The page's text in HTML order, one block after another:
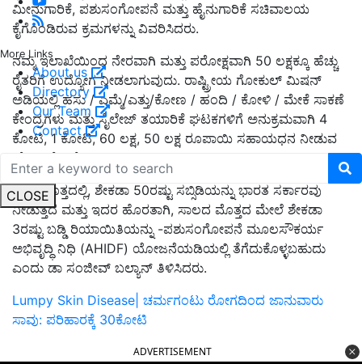
More Links
About us
Directory
Our Team
Contact
CLOSE
ಮೀನುಗಾರಿಕೆ, ಪಶುಸಂಗೋಪನೆ ಮತ್ತು ಹೈನುಗಾರಿಕೆ ಸಚಿವಾಲಯ
ಕೈಗೊಂಡಿರುವ ಕ್ರಮಗಳನ್ನು ವಿವರಿಸಿದರು.
ನಮ್ಮ ಇಲಾಖೆಯಿಂದ ನೇರವಾಗಿ ಮತ್ತು ಪರೋಕ್ಷವಾಗಿ 50 ಲಕ್ಷಕ್ಕೂ ಹೆಚ್ಚು
ರೈತರಿಗೆ ಉದ್ಯೋಗ ನೀಡಲಾಗುವುದು. ರಾಷ್ಟ್ರೀಯ ಗೋಕುಲ್ ಮಿಷನ್
ಅಡಿಯಲ್ಲಿ ಹಸು / ಎಮ್ಮೆ/ಎತ್ತು/ಕೋಣ / ಹಂದಿ / ಕೋಳಿ / ಮೇಕೆ ಸಾಕಣೆ
ಕೇಂದ್ರಗಳು ಮತ್ತು ಸೈಲೇಜ್ ತಯಾರಿಕೆ ಘಟಕಗಳಿಗೆ ಅನುಕ್ರಮವಾಗಿ 4
ಕೋಟಿ, 1 ಕೋಟಿ, 60 ಲಕ್ಷ, 50 ಲಕ್ಷ ರೂಪಾಯಿ ಸಹಾಯಧನ ನೀಡುವ
ಯೋಜನೆ ಇದೆ.
ಒಟ್ಟು ಮೊತ್ತದಲ್ಲಿ, ಶೇಕಡಾ 50ರಷ್ಟು ಸಬ್ಸಿಡಿಯನ್ನು ಭಾರತ ಸರ್ಕಾರವು
ನೀಡುತ್ತದೆ ಮತ್ತು ಇದರ ಹೊರತಾಗಿ, ಸಾಲದ ಮೊತ್ತದ ಮೇಲೆ ಶೇಕಡಾ
3ರಷ್ಟು ಬಡ್ಡಿ ರಿಯಾಯಿತಿಯನ್ನು -ಪಶುಸಂಗೋಪನೆ ಮೂಲಸೌಕರ್ಯ
ಅಭಿವೃದ್ಧಿ ನಿಧಿ (AHIDF) ಯೋಜನೆಯಡಿಯಲ್ಲಿ ತೆಗೆದುಕೊಳ್ಳಬಹುದು
ಎಂದು ಡಾ ಸಂಜೀವ್ ಬಲ್ಯಾನ್ ತಿಳಿಸಿದರು.
Lumpy Skin Disease| ಚರ್ಮಗಂಟು ರೋಗದಿಂದ ಜಾನುವಾರು
ಸಾವು: ಪರಿಹಾರಕ್ಕೆ 30ಕೋಟಿ
ADVERTISEMENT